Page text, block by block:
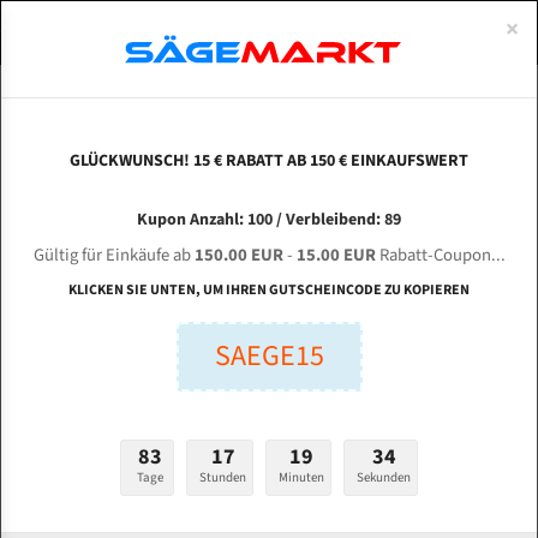
BONZER H - 500 HA für 5800 mm Bi-Metall
Bandsägeblätter
Länge (mm):
Stärken + Zahnteilung:
mm
ABOUTS
ENGLISH
Bi-Metall Meterware
Fleischerei Bandsägeblätter
Bandmesser Glatt Meterware
Konvex Meterware
×
GLÜCKWUNSCH! 15 € RABATT AB 150 € EINKAUFSWERT
Kupon Anzahl: 100 / Verbleibend: 89
Gültig für Einkäufe ab150.00 EUR- 15.00 EURRabatt-Coupon...
KLICKEN SIE UNTEN, UM IHREN GUTSCHEINCODE ZU KOPIEREN
SAEGE15
83
Tage
17
Stunden
19
Minuten
33
Sekunden